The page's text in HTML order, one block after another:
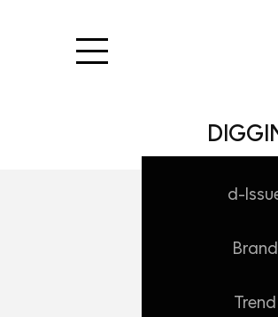
d-
Brand
Trend
WORK/
[M